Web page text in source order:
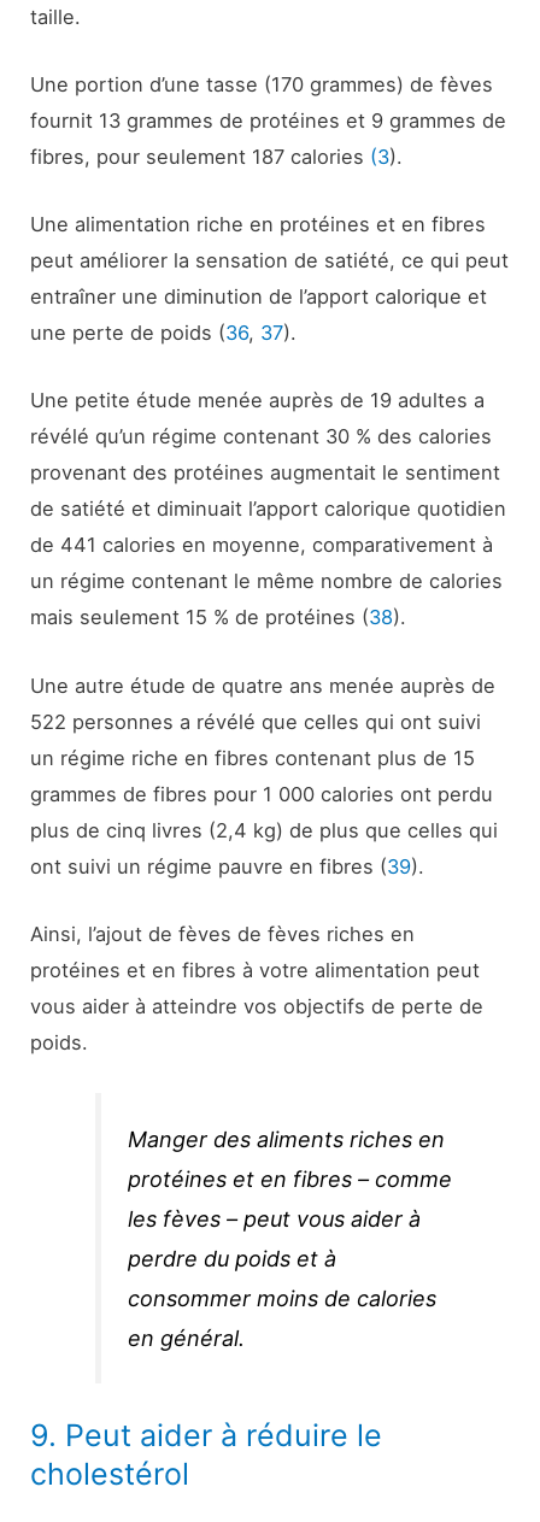
taille.
Une portion d’une tasse (170 grammes) de fèves
fournit 13 grammes de protéines et 9 grammes de
fibres, pour seulement 187 calories (3).
Une alimentation riche en protéines et en fibres
peut améliorer la sensation de satiété, ce qui peut
entraîner une diminution de l’apport calorique et
une perte de poids (36, 37).
Une petite étude menée auprès de 19 adultes a
révélé qu’un régime contenant 30 % des calories
provenant des protéines augmentait le sentiment
de satiété et diminuait l’apport calorique quotidien
de 441 calories en moyenne, comparativement à
un régime contenant le même nombre de calories
mais seulement 15 % de protéines (38).
Une autre étude de quatre ans menée auprès de
522 personnes a révélé que celles qui ont suivi
un régime riche en fibres contenant plus de 15
grammes de fibres pour 1 000 calories ont perdu
plus de cinq livres (2,4 kg) de plus que celles qui
ont suivi un régime pauvre en fibres (39).
Ainsi, l’ajout de fèves de fèves riches en
protéines et en fibres à votre alimentation peut
vous aider à atteindre vos objectifs de perte de
poids.
Manger des aliments riches en
protéines et en fibres – comme
les fèves – peut vous aider à
perdre du poids et à
consommer moins de calories
en général.
9. Peut aider à réduire le
cholestérol